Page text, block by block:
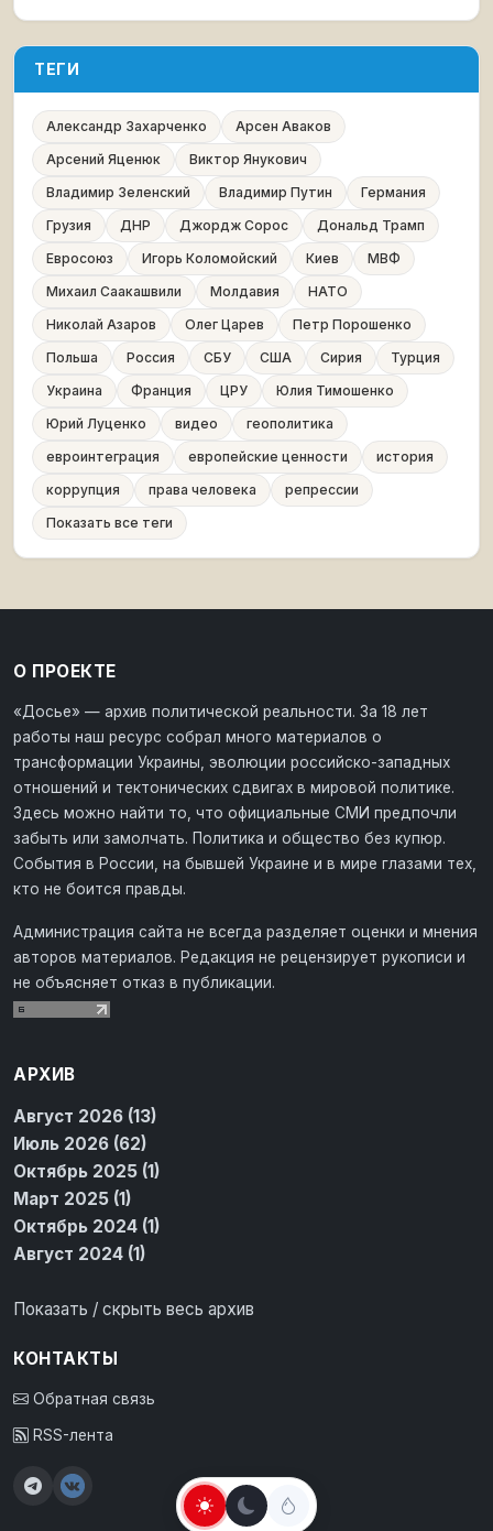
ТЕГИ
Александр Захарченко
Арсен Аваков
Арсений Яценюк
Виктор Янукович
Владимир Зеленский
Владимир Путин
Германия
Грузия
ДНР Джордж Сорос
Дональд Трамп
Евросоюз
Игорь Коломойский Киев
МВФ
Михаил Саакашвили
Молдавия
НАТО
Николай Азаров
Олег Царев
Петр Порошенко
Польша
Россия СБУ США Сирия
Турция
Украина
Франция ЦРУ
Юлия Тимошенко
Юрий Луценко
видео
геополитика
евроинтеграция
европейские ценности
история
коррупция
права человека
репрессии
Показать все теги
О ПРОЕКТЕ
«Досье» — архив политической реальности. За 18 лет
работы наш ресурс собрал много материалов о
трансформации Украины, эволюции российско-западных
отношений и тектонических сдвигах в мировой политике.
Здесь можно найти то, что официальные СМИ предпочли
забыть или замолчать. Политика и общество без купюр.
События в России, на бывшей Украине и в мире глазами тех,
кто не боится правды.
Администрация сайта не всегда разделяет оценки и мнения
авторов материалов. Редакция не рецензирует рукописи и
не объясняет отказ в публикации.
АРХИВ
Август 2026 (13)
Июль 2026 (62)
Октябрь 2025 (1)
Март 2025 (1)
Октябрь 2024 (1)
Август 2024 (1)
Показать / скрыть весь архив
КОНТАКТЫ
Обратная связь
RSS-лента